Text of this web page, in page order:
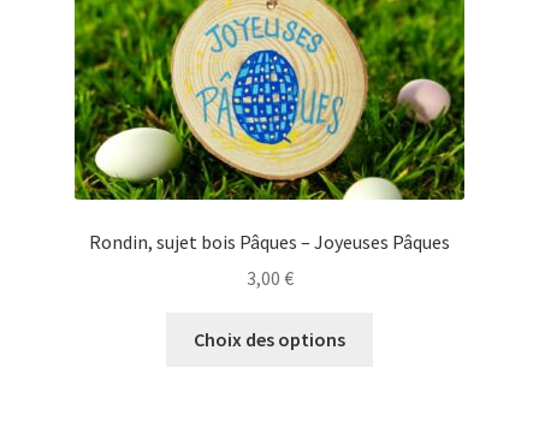
la
page
du
produit
Rondin, sujet bois Pâques – Joyeuses Pâques
3,00 €
Choix des options